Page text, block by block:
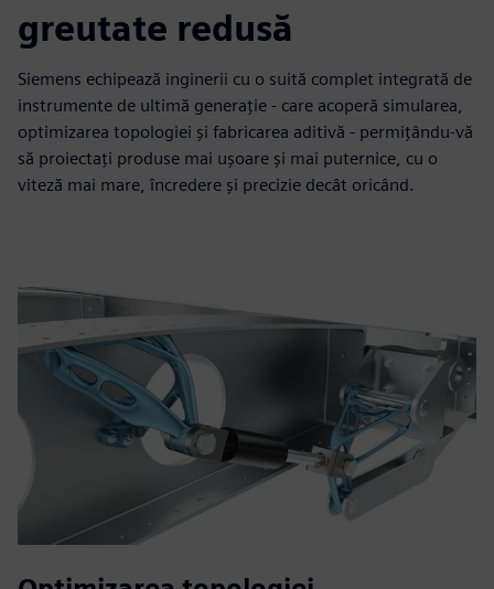
greutate redusă
Siemens echipează inginerii cu o suită complet integrată de
instrumente de ultimă generație - care acoperă simularea,
optimizarea topologiei și fabricarea aditivă - permițându-vă
să proiectați produse mai ușoare și mai puternice, cu o
viteză mai mare, încredere și precizie decât oricând.